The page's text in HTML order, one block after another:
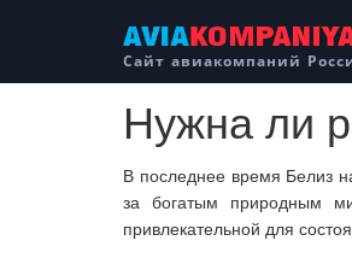
Сайт авиакомпаний
Нужна ли
В последнее время Белиз
за богатым природным
привлекательной для